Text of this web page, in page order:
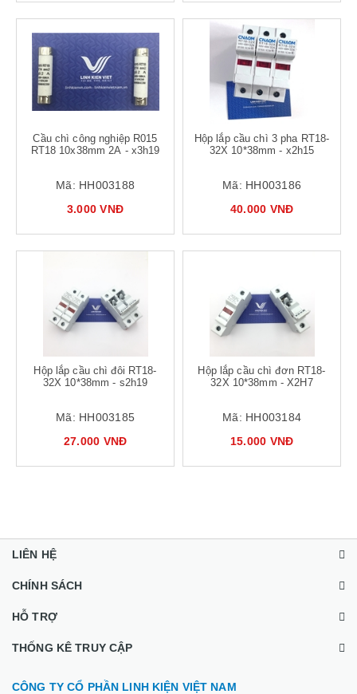
Cầu chì công nghiệp R015
RT18 10x38mm 2A - x3h19
Mã: HH003188
3.000 VNĐ
Hộp lắp cầu chì 3 pha RT18-
32X 10*38mm - x2h15
Mã: HH003186
40.000 VNĐ
Hộp lắp cầu chì đôi RT18-
32X 10*38mm - s2h19
Mã: HH003185
27.000 VNĐ
Hộp lắp cầu chì đơn RT18-
32X 10*38mm - X2H7
Mã: HH003184
15.000 VNĐ
LIÊN HỆ
CHÍNH SÁCH
HỖ TRỢ
THỐNG KÊ TRUY CẬP
CÔNG TY CỔ PHẦN LINH KIỆN VIỆT NAM